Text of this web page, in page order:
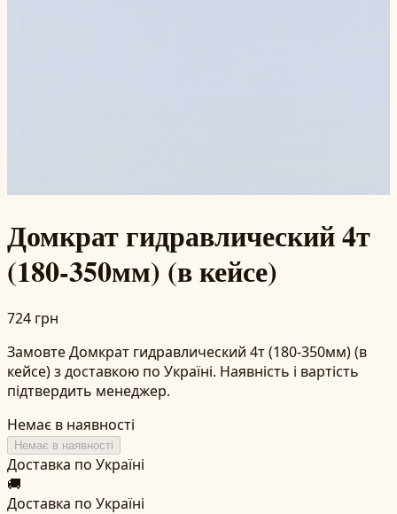
Домкрат гидравлический 4т
(180-350мм) (в кейсе)
724 грн
Замовте Домкрат гидравлический 4т (180-350мм) (в
кейсе) з доставкою по Україні. Наявність і вартість
підтвердить менеджер.
Немає в наявності
Немає в наявності
Доставка по Україні
🚚
Доставка по Україні